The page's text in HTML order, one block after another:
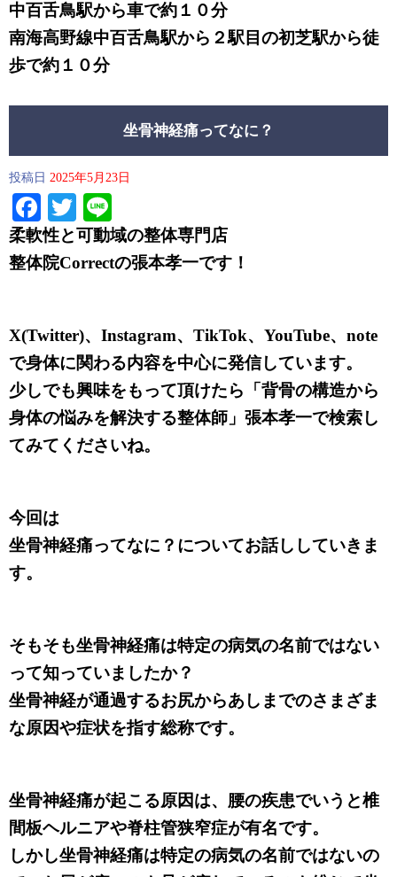
中百舌鳥駅から車で約１０分
南海高野線中百舌鳥駅から２駅目の初芝駅から徒
歩で約１０分
坐骨神経痛ってなに？
投稿日 2025年5月23日
Facebook
Twitter
柔軟性と可動域の整体専門店
整体院Correctの張本孝一です！
X(Twitter)、Instagram、TikTok、YouTube、note
で身体に関わる内容を中心に発信しています。
少しでも興味をもって頂けたら「背骨の構造から
身体の悩みを解決する整体師」張本孝一で検索し
てみてくださいね。
今回は
坐骨神経痛ってなに？についてお話ししていきま
す。
そもそも坐骨神経痛は特定の病気の名前ではない
って知っていましたか？
坐骨神経が通過するお尻からあしまでのさまざま
な原因や症状を指す総称です。
坐骨神経痛が起こる原因は、腰の疾患でいうと椎
間板ヘルニアや脊柱管狭窄症が有名です。
しかし坐骨神経痛は特定の病気の名前ではないの